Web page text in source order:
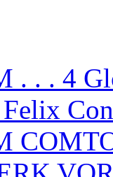
. . . 4